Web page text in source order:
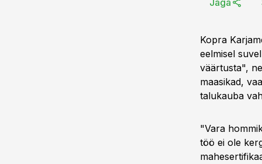
Jaga
Kopra
eelmisel
väärtusta",
maasikad,
talukauba
"Vara
töö ei ole